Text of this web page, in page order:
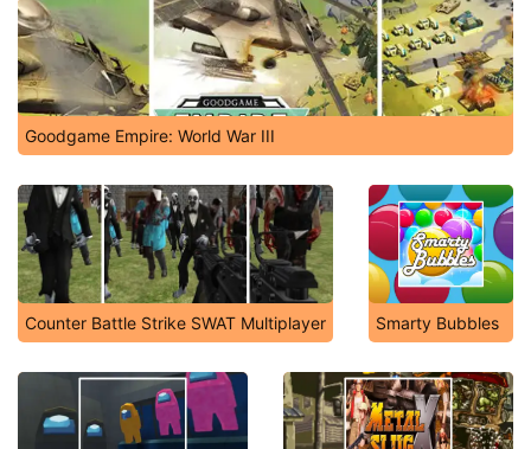
Goodgame Empire: World War III
Counter Battle Strike SWAT Multiplayer Smarty Bubbles